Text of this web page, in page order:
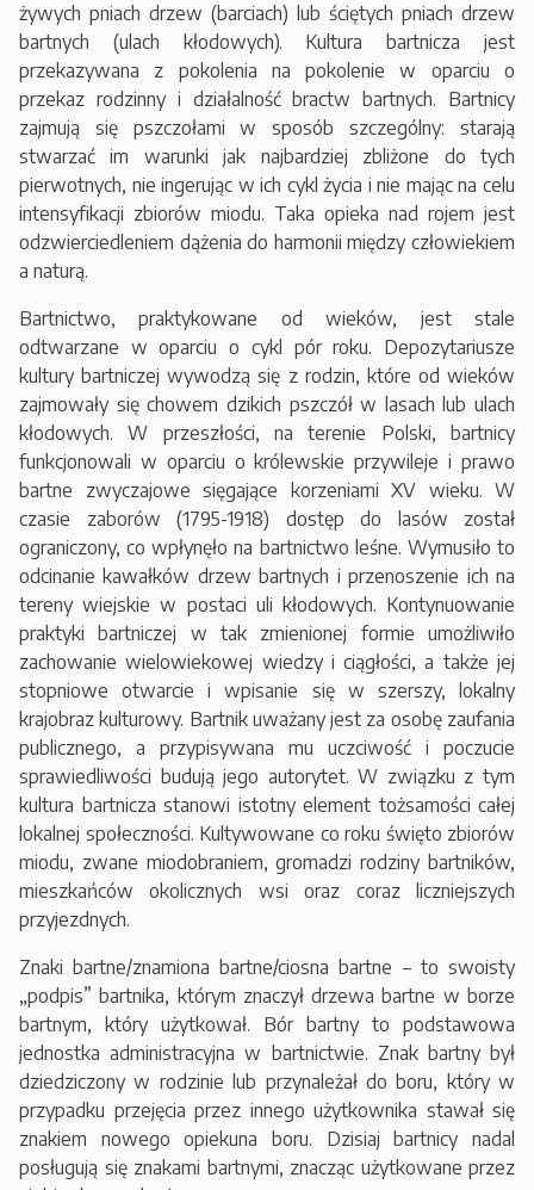
żywych pniach drzew (barciach) lub ściętych pniach drzew
bartnych (ulach kłodowych). Kultura bartnicza jest
przekazywana z pokolenia na pokolenie w oparciu o
przekaz rodzinny i działalność bractw bartnych. Bartnicy
zajmują się pszczołami w sposób szczególny: starają
stwarzać im warunki jak najbardziej zbliżone do tych
pierwotnych, nie ingerując w ich cykl życia i nie mając na celu
intensyfikacji zbiorów miodu. Taka opieka nad rojem jest
odzwierciedleniem dążenia do harmonii między człowiekiem
a naturą.
Bartnictwo, praktykowane od wieków, jest stale
odtwarzane w oparciu o cykl pór roku. Depozytariusze
kultury bartniczej wywodzą się z rodzin, które od wieków
zajmowały się chowem dzikich pszczół w lasach lub ulach
kłodowych. W przeszłości, na terenie Polski, bartnicy
funkcjonowali w oparciu o królewskie przywileje i prawo
bartne zwyczajowe sięgające korzeniami XV wieku. W
czasie zaborów (1795-1918) dostęp do lasów został
ograniczony, co wpłynęło na bartnictwo leśne. Wymusiło to
odcinanie kawałków drzew bartnych i przenoszenie ich na
tereny wiejskie w postaci uli kłodowych. Kontynuowanie
praktyki bartniczej w tak zmienionej formie umożliwiło
zachowanie wielowiekowej wiedzy i ciągłości, a także jej
stopniowe otwarcie i wpisanie się w szerszy, lokalny
krajobraz kulturowy. Bartnik uważany jest za osobę zaufania
publicznego, a przypisywana mu uczciwość i poczucie
sprawiedliwości budują jego autorytet. W związku z tym
kultura bartnicza stanowi istotny element tożsamości całej
lokalnej społeczności. Kultywowane co roku święto zbiorów
miodu, zwane miodobraniem, gromadzi rodziny bartników,
mieszkańców okolicznych wsi oraz coraz liczniejszych
przyjezdnych.
Znaki bartne/znamiona bartne/ciosna bartne – to swoisty
„podpis” bartnika, którym znaczył drzewa bartne w borze
bartnym, który użytkował. Bór bartny to podstawowa
jednostka administracyjna w bartnictwie. Znak bartny był
dziedziczony w rodzinie lub przynależał do boru, który w
przypadku przejęcia przez innego użytkownika stawał się
znakiem nowego opiekuna boru. Dzisiaj bartnicy nadal
posługują się znakami bartnymi, znacząc użytkowane przez